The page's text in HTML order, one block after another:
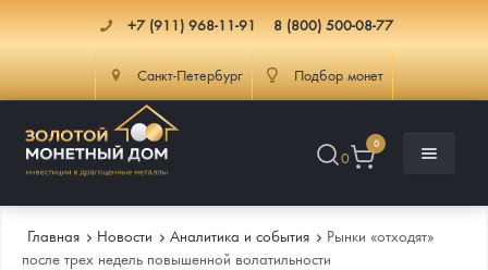
+7 (911) 968-11-91 8 (800) 500-08-77
Санкт-Петербург Подбор монет
0
0
Главная Новости Аналитика и события
Рынки «отходят»
после трех недель повышенной волатильности